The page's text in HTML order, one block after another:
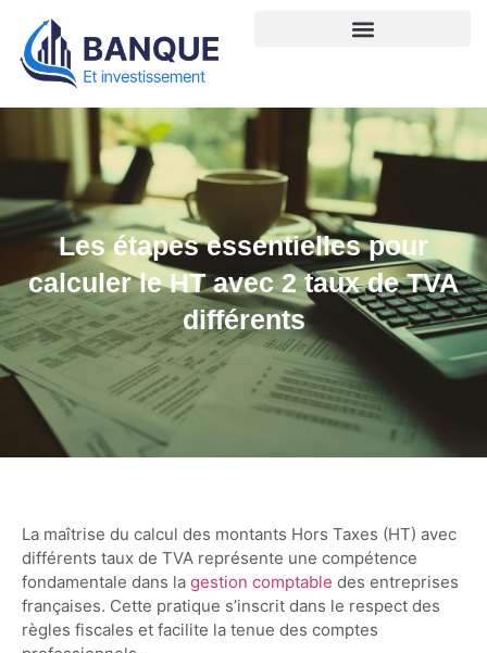
Les étapes essentielles pour
calculer le HT avec 2 taux de TVA
différents
La maîtrise du calcul des montants Hors Taxes (HT) avec
différents taux de TVA représente une compétence
fondamentale dans la gestion comptable des entreprises
françaises. Cette pratique s’inscrit dans le respect des
règles fiscales et facilite la tenue des comptes